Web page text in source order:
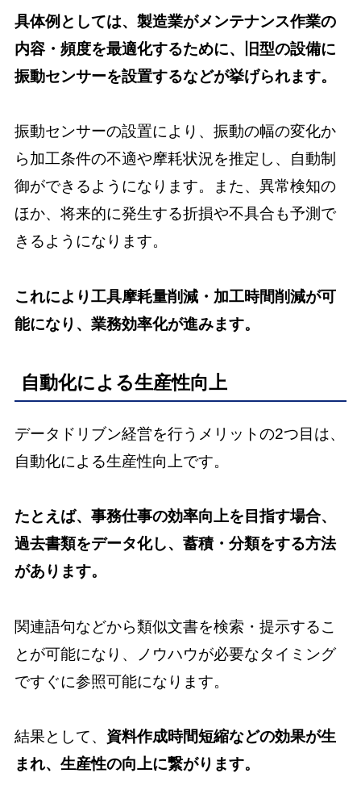
具体例としては、製造業がメンテナンス作業の
内容・頻度を最適化するために、旧型の設備に
振動センサーを設置するなどが挙げられます。
振動センサーの設置により、振動の幅の変化か
ら加工条件の不適や摩耗状況を推定し、自動制
御ができるようになります。また、異常検知の
ほか、将来的に発生する折損や不具合も予測で
きるようになります。
これにより工具摩耗量削減・加工時間削減が可
能になり、業務効率化が進みます。
自動化による生産性向上
データドリブン経営を行うメリットの2つ目は、
自動化による生産性向上です。
たとえば、事務仕事の効率向上を目指す場合、
過去書類をデータ化し、蓄積・分類をする方法
があります。
関連語句などから類似文書を検索・提示するこ
とが可能になり、ノウハウが必要なタイミング
ですぐに参照可能になります。
結果として、 資料作成時間短縮などの効果が生
まれ、生産性の向上に繋がります。